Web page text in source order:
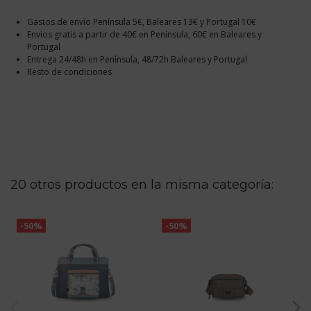
Gastos de envío Península 5€, Baleares 13€ y Portugal 10€
Envíos gratis a partir de 40€ en Península, 60€ en Baleares y
Portugal
Entrega 24/48h en Península, 48/72h Baleares y Portugal
Resto de condiciones
20 otros productos en la misma categoría:
-50% -50%